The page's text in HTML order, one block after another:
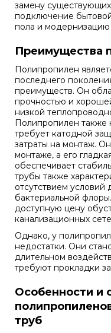
замену
подключение
пола и
Преимущества
Полипропилен
последнего
преимуществ. Он
прочностью и
низкой
Полипропилен также
требует катодной
затраты на монтаж.
монтаже, а его
обеспечивает
трубы также
отсутствием
бактериальной
доступную цену
канализационных
Однако, у
недостатки. Они
длительном
требуют прокладки
Особенности и
труб